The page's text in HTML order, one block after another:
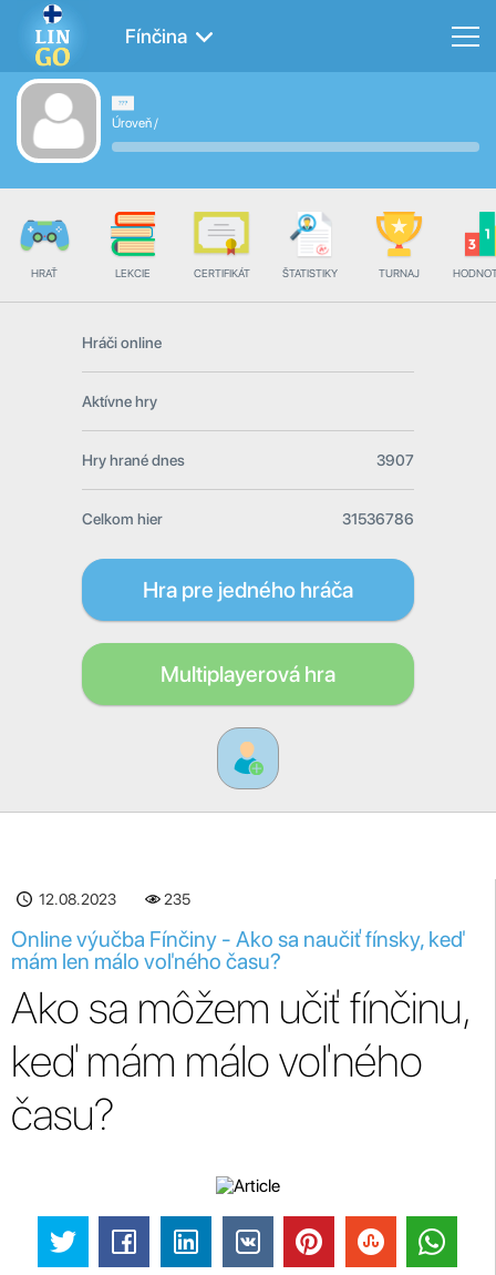
Fínčina
Úroveň/
HRAŤ LEKCIE CERTIFIKÁT ŠTATISTIKY TURNAJ
Hráči online
Aktívne hry
Hry hrané dnes 3907
Celkom hier 31536786
Hra pre jedného hráča
Multiplayerová hra
12.08.2023 235
Online výučba Fínčiny - Ako sa naučiť fínsky, keď
mám len málo voľného času?
Ako sa môžem učiť fínčinu,
keď mám málo voľného
času?